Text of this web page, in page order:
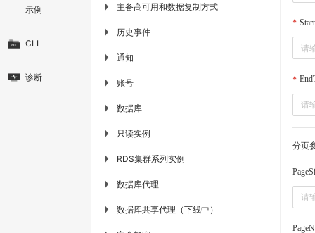
示例
CLI
诊断
▶ 主备高可用和数据复制方式
▶ 历史事件
▶ 通知
▶ 账号
▶ 数据库
▶ 只读实例
▶ RDS集群系列实例
▶ 数据库代理
▶ 数据库共享代理（下线中）
分页